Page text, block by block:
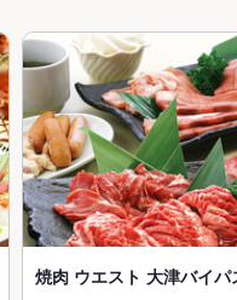
焼肉 ウエスト 大津バイパ